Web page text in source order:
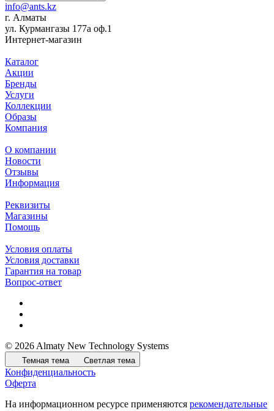
info@ants.kz
г. Алматы
ул. Курмангазы 177а оф.1
Интернет-магазин
Каталог
Акции
Бренды
Услуги
Коллекции
Образы
Компания
О компании
Новости
Отзывы
Информация
Реквизиты
Магазины
Помощь
Условия оплаты
Условия доставки
Гарантия на товар
Вопрос-ответ
© 2026 Almaty New Technology Systems
Темная тема Светлая тема
Конфиденциальность
Оферта
На информационном ресурсе применяются рекомендательные